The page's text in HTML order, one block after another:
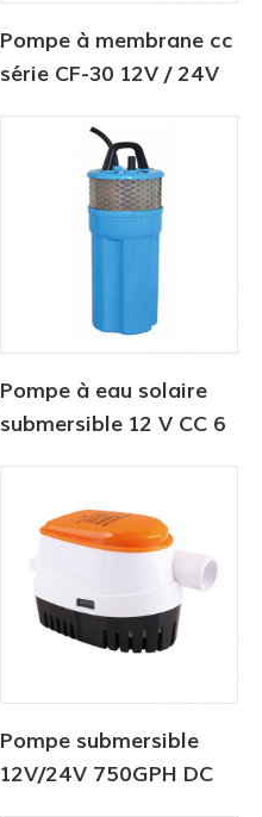
Pompe à membrane cc
série CF-30 12V / 24V
pompe à eau douce
Pompe à eau solaire
submersible 12 V CC 6
animale
Pompe submersible
12V/24V 750GPH DC